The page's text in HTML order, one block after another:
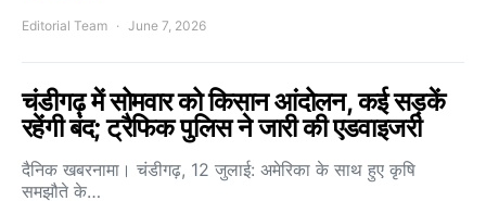
Editorial Team June 7, 2026
चंडीगढ़ में सोमवार को किसान आंदोलन, कई सड़कें
रहेंगी बंद; ट्रैफिक पुलिस ने जारी की एडवाइजरी
दैनिक खबरनामा। चंडीगढ़, 12 जुलाई: अमेरिका के साथ हुए कृषि
समझौते के…